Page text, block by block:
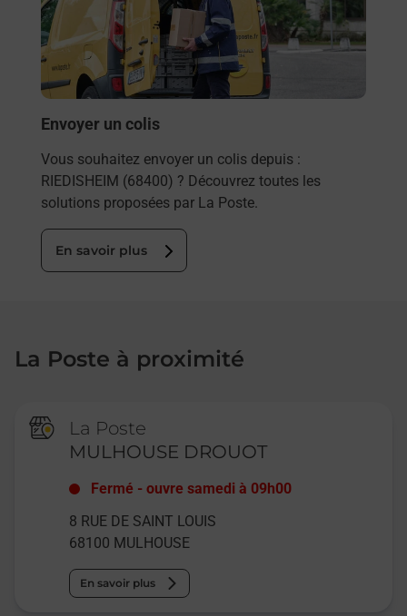
Envoyer un colis
Vous souhaitez envoyer un colis depuis :
RIEDISHEIM (68400) ? Découvrez toutes les
solutions proposées par La Poste.
En savoir plus
La Poste à proximité
La Poste
MULHOUSE DROUOT
Fermé -ouvre samedi à 09h00
8 RUE DE SAINT LOUIS
68100 MULHOUSE
En savoir plus